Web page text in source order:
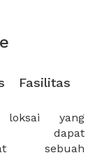
Fasilitas